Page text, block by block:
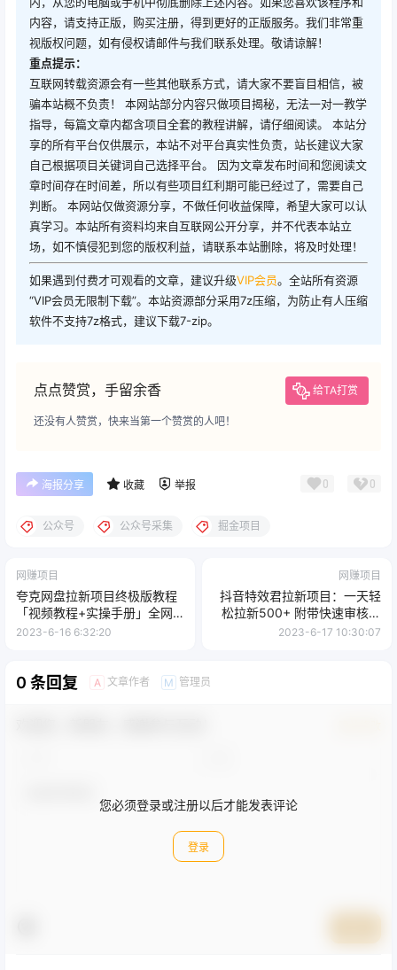
内容，请支持正版，购买注册，得到更好的正版服务。我们非常重
视版权问题，如有侵权请邮件与我们联系处理。敬请谅解！
重点提示：
互联网转载资源会有一些其他联系方式，请大家不要盲目相信，被
骗本站概不负责！ 本网站部分内容只做项目揭秘，无法一对一教学
指导，每篇文章内都含项目全套的教程讲解，请仔细阅读。 本站分
享的所有平台仅供展示，本站不对平台真实性负责，站长建议大家
自己根据项目关键词自己选择平台。 因为文章发布时间和您阅读文
章时间存在时间差，所以有些项目红利期可能已经过了，需要自己
判断。 本网站仅做资源分享，不做任何收益保障，希望大家可以认
真学习。本站所有资料均来自互联网公开分享，并不代表本站立
场，如不慎侵犯到您的版权利益，请联系本站删除，将及时处理！
如果遇到付费才可观看的文章，建议升级VIP会员。全站所有资源
“VIP会员无限制下载”。本站资源部分采用7z压缩，为防止有人压缩
软件不支持7z格式，建议下载7-zip。
点点赞赏，手留余香 给TA打赏
还没有人赞赏，快来当第一个赞赏的人吧！
海报分享 收藏 举报 0 0
公众号 公众号采集 掘金项目
网赚项目
夸克网盘拉新项目终极版教程
「视频教程+实操手册」全网
保姆级教学
2023-6-16 6:32:20
网赚项目
抖音特效君拉新项目：一天轻
松拉新500+ 附带快速审核玩
法+收徒弟玩法
2023-6-17 10:30:07
0 条回复 A 文章作者 M 管理员
您必须登录或注册以后才能发表评论
登录